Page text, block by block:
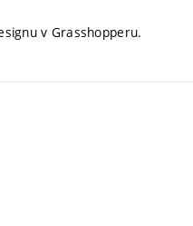
v Grasshopperu.